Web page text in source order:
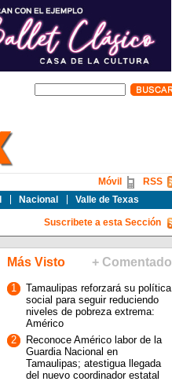
Nacional Valle de Texas
RSS
Móvil
Suscribete a esta Sección
Más Visto + Comentado
1
Tamaulipas reforzará su política
social para seguir reduciendo
niveles de pobreza extrema:
Américo
2
Reconoce Américo labor de la
Guardia Nacional en
Tamaulipas; atestigua llegada
del nuevo coordinador estatal